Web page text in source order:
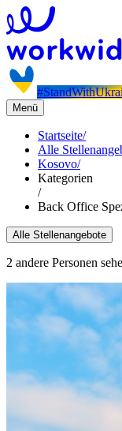
Menü
Startseite/
Alle
Kosovo/
Kategorien
/
Back Office
Alle Stellenangebote
2 andere Personen